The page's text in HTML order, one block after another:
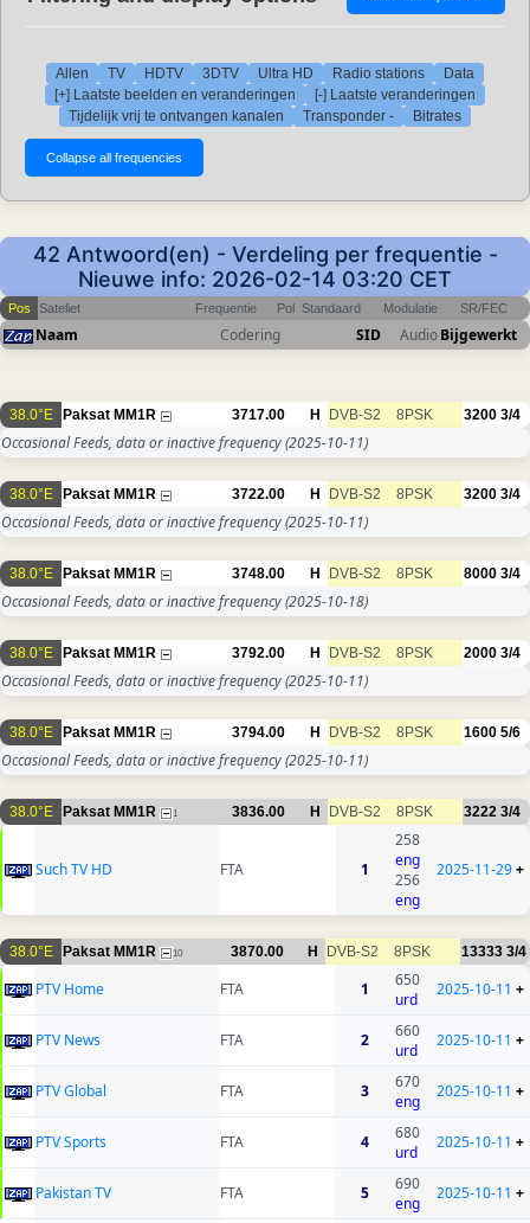
Allen TV HDTV 3DTV Ultra HD Radio stations
Data
[+] Laatste beelden en veranderingen
[-] Laatste veranderingen
Tijdelijk vrij te ontvangen kanalen
Transponder - Bitrates
42 Antwoord(en) - Verdeling per frequentie -
Nieuwe info: 2026-02-14 03:20 CET
Pos Sateliet Frequentie Pol Standaard Modulatie SR/FEC
Naam Codering SID AudioBijgewerkt
38.0°E Paksat MM1R 3717.00 H DVB-S2 8PSK 3200 3/4
Occasional Feeds, data or inactive frequency(2025-10-11)
38.0°E Paksat MM1R 3722.00 H DVB-S2 8PSK 3200 3/4
Occasional Feeds, data or inactive frequency(2025-10-11)
38.0°E Paksat MM1R 3748.00 H DVB-S2 8PSK 8000 3/4
Occasional Feeds, data or inactive frequency(2025-10-18)
38.0°E Paksat MM1R 3792.00 H DVB-S2 8PSK 2000 3/4
Occasional Feeds, data or inactive frequency(2025-10-11)
38.0°E Paksat MM1R 3794.00 H DVB-S2 8PSK 1600 5/6
Occasional Feeds, data or inactive frequency(2025-10-11)
38.0°E Paksat MM1R 1 3836.00 H DVB-S2 8PSK 3222 3/4
Such TV HD FTA 1
258
eng
256
eng
2025-11-29+
38.0°E Paksat MM1R 10 3870.00 H DVB-S2 8PSK 13333 3/4
PTV Home FTA 1
650
urd
2025-10-11 +
PTV News FTA 2
660
urd
2025-10-11 +
PTV Global FTA 3
670
eng
2025-10-11 +
PTV Sports FTA 4
680
urd
2025-10-11 +
Pakistan TV FTA 5
690
eng
2025-10-11 +